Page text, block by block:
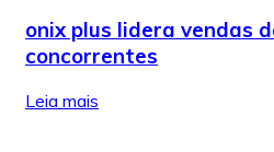
onix plus lidera vendas
concorrentes
Leia mais